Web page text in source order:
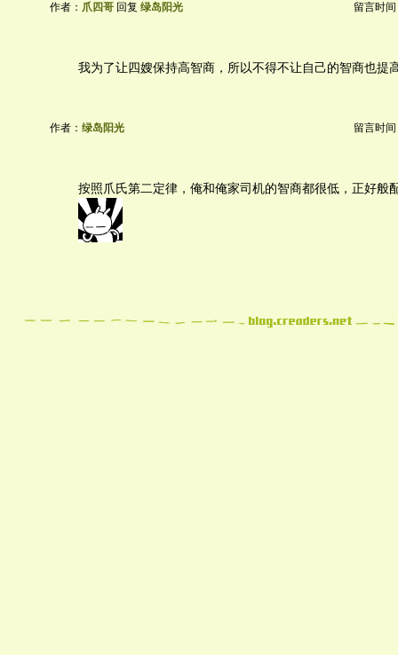
作者： 爪四哥 回复 绿岛阳光 留言时间
我为了让四嫂保持高智商，所以不得不让自己的智商也提
作者： 绿岛阳光 留言时间
按照爪氏第二定律，俺和俺家司机的智商都很低，正好般